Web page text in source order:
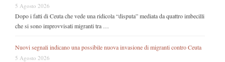
5 Agosto 2026
Dopo i fatti di Ceuta che vede una ridicola “disputa” mediata da quattro imbecilli
che si sono improvvisati migranti tra …
Nuovi segnali indicano una possibile nuova invasione di migranti contro Ceuta
5 Agosto 2026